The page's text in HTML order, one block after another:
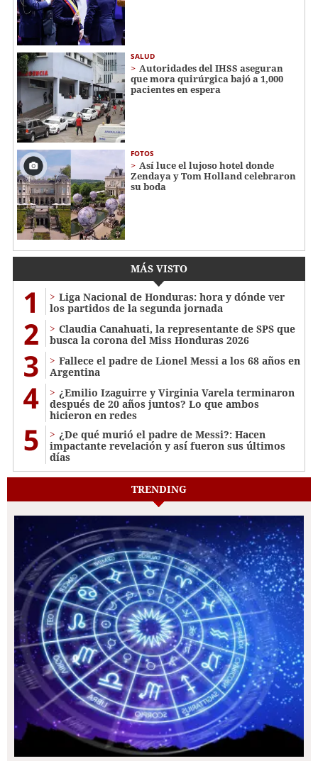
SALUD
Autoridades del IHSS aseguran
que mora quirúrgica bajó a 1,000
pacientes en espera
FOTOS
Así luce el lujoso hotel donde
Zendaya y Tom Holland celebraron
su boda
MÁS VISTO
1
Liga Nacional de Honduras: hora y dónde ver
los partidos de la segunda jornada
2
Claudia Canahuati, la representante de SPS que
busca la corona del Miss Honduras 2026
3
Fallece el padre de Lionel Messi a los 68 años en
Argentina
4
¿Emilio Izaguirre y Virginia Varela terminaron
después de 20 años juntos? Lo que ambos
hicieron en redes
5
¿De qué murió el padre de Messi?: Hacen
impactante revelación y así fueron sus últimos
días
TRENDING